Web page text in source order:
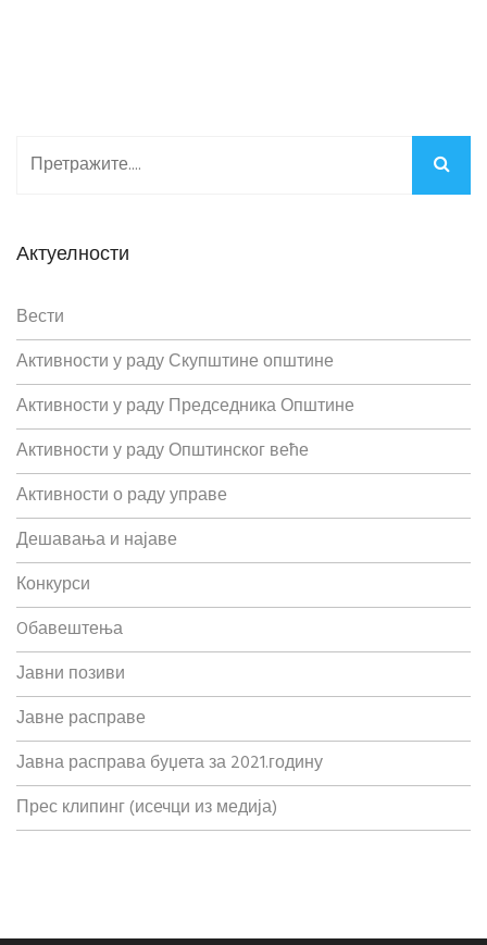
Актуелности
Вести
Активности у раду Скупштине општине
Активности у раду Председника Општине
Активности у раду Општинског веће
Активности о раду управе
Дешавања и најаве
Конкурси
Oбавештења
Јавни позиви
Јавне расправе
Јавна расправа буџета за 2021.годину
Прес клипинг (исечци из медија)